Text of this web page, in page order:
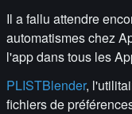
Il a fallu attendre
automatismes chez
l'app dans tous les
PLISTBlender,
fichiers de